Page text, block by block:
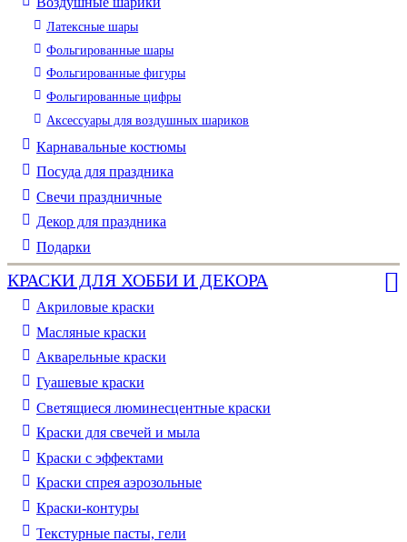
Латексные шары
Фольгированные шары
Фольгированные фигуры
Фольгированные цифры
Аксессуары для воздушных шариков
Карнавальные костюмы
Посуда для праздника
Свечи праздничные
Декор для праздника
Подарки
КРАСКИ ДЛЯ ХОББИ И ДЕКОРА
Акриловые краски
Масляные краски
Акварельные краски
Гуашевые краски
Светящиеся люминесцентные краски
Краски для свечей и мыла
Краски с эффектами
Краски спрея аэрозольные
Краски-контуры
Текстурные пасты, гели